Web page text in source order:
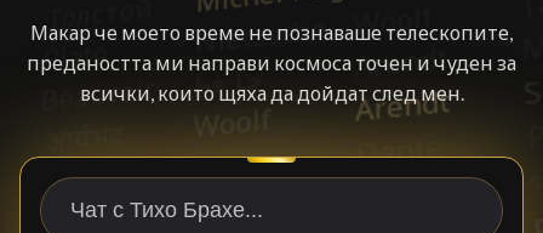
Макар че моето време не познаваше телескопите,
предаността ми направи космоса точен и чуден за
всички, които щяха да дойдат след мен.